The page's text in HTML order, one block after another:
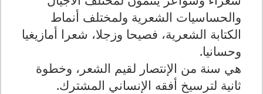
والحساسيات الشعرية ولمختلف أنماط
الكتابة الشعرية، فصيحا وزجلا، شعرا أمازيغيا
وحسانيا.
هي سنة من الإنتصار لقيم الشعر، وخطوة
ثانية لترسيخ أفقه الإنساني المشترك.